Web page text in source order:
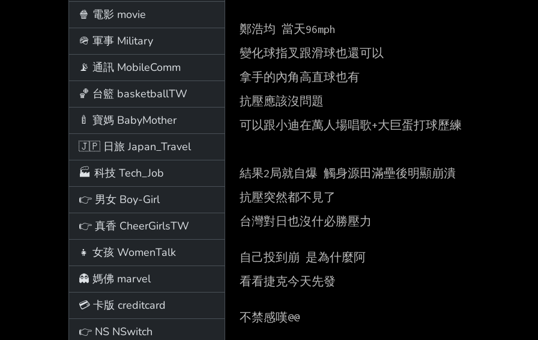
🍿 電影 movie
🪖 軍事 Military
📡 通訊 MobileComm
🏀 台籃 basketballTW
🍼 寶媽 BabyMother
🇯🇵 日旅 Japan_Travel
🏭 科技 Tech_Job
👉 男女 Boy-Girl
👉 真香 CheerGirlsTW
👧 女孩 WomenTalk
👻 媽佛 marvel
💳 卡版 creditcard
👉 NS NSwitch
鄭浩均 當天96mph
變化球指叉跟滑球也還可以
拿手的內角高直球也有
抗壓應該沒問題
可以跟小迪在萬人場唱歌+大巨蛋打球歷練
結果2局就自爆 觸身源田滿壘後明顯崩潰
抗壓突然都不見了
台灣對日也沒什必勝壓力
自己投到崩 是為什麼阿
看看捷克今天先發
不禁感嘆@@